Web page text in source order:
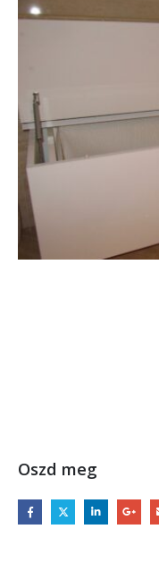
Oszd meg